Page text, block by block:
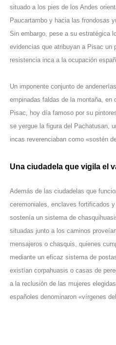
situado a los pies de los Andes
Paucartambo y hacia las frondosas
Sin embargo, pese a su estratégica
evidencias que atribuyan a Pisac un
resistencia inca a la ocupación
Un imponente conjunto de
empinadas faldas de la montaña, en
Pisac, hoy día famoso por su
se yergue la figura del Pachatusan,
incas reverenciaban como «sostén
Una ciudadela que vigila el
Además de las ciudadelas que
ceremoniales, enclaves fortificados
sostenía un sistema de
situadas junto a los caminos
mensajeros o chasquis, quienes
mediante un eficaz sistema de
existían corpahuasis o casas de
a la reclusión de las mujeres
españoles denominaron «vírgenes